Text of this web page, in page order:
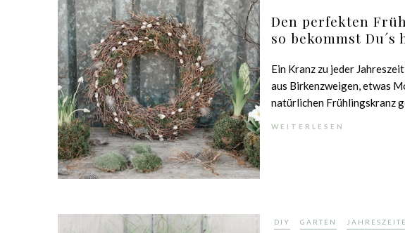
Den perfekten
so bekommst Du´s
Ein Kranz zu jeder
aus Birkenzweigen, etwas
natürlichen Frühlingskranz
WEITERLESEN
DIY GARTEN